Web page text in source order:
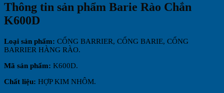
Thông tin sản phẩm Barie Rào Chắn
K600D
Loại sản phẩm: CỔNG BARRIER, CỔNG BARIE, CỔNG
BARRIER HÀNG RÀO.
Mã sản phẩm: K600D.
Chất liệu: HỢP KIM NHÔM.